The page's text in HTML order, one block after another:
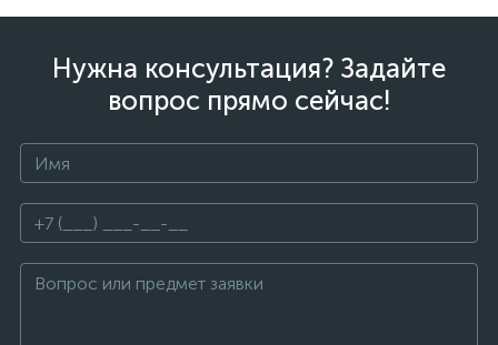
Нужна консультация? Задайте
вопрос прямо сейчас!